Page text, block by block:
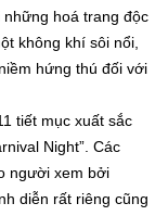
hoá trang độc
không khí sôi nổi,
hứng thú đối với
tiết mục xuất sắc
Night”. Các
người xem bởi
diễn rất riêng cũng